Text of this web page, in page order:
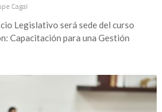
Cagal
Legislativo será sede del curso
Capacitación para una Gestión